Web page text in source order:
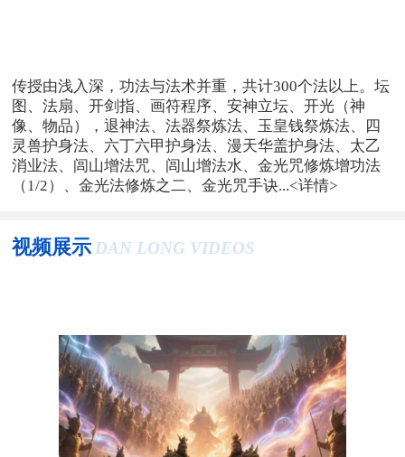
传授由浅入深，功法与法术并重，共计300个法以上。坛
图、法扇、开剑指、画符程序、安神立坛、开光（神
像、物品），退神法、法器祭炼法、玉皇钱祭炼法、四
灵兽护身法、六丁六甲护身法、漫天华盖护身法、太乙
消业法、闾山增法咒、闾山增法水、金光咒修炼增功法
（1/2）、金光法修炼之二、金光咒手诀...<详情>
视频展示 DAN LONG VIDEOS